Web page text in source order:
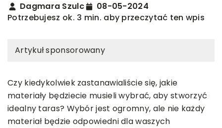
Dagmara Szulc
08-05-2024
Potrzebujesz ok. 3 min. aby przeczytać ten wpis
Artykuł sponsorowany
Czy kiedykolwiek zastanawialiście się, jakie
materiały będziecie musieli wybrać, aby stworzyć
idealny taras? Wybór jest ogromny, ale nie każdy
materiał będzie odpowiedni dla waszych